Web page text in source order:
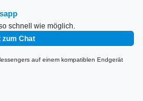
schnell wie möglich.
zum Chat
auf einem kompatiblen Endgerät